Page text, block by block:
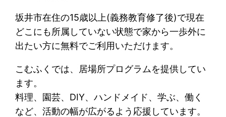
坂井市在住の15歳以上(義務教育修了後)で現在
どこにも所属していない状態で家から一歩外に
出たい方に無料でご利用いただけます。
こむふくでは、居場所プログラムを提供してい
ます。
料理、園芸、DIY、ハンドメイド、学ぶ、働く
など、活動の幅が広がるよう応援しています。